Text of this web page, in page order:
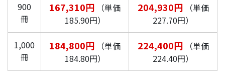
900
冊
167,310円 （単価
185.90円）
204,930円（単価
227.70円）
1,000
冊
184,800円 （単価
184.80円）
224,400円（単価
224.40円）